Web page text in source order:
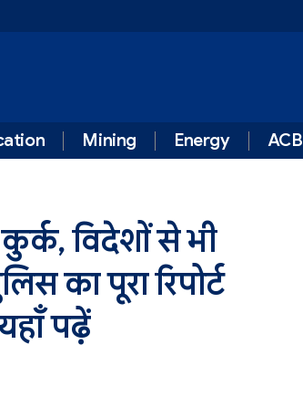
Mining Energy ACB
कुर्क, विदेशों से भी
का पूरा रिपोर्ट
पढ़ें